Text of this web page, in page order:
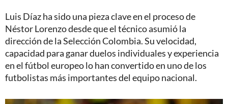
Luis Díaz ha sido una pieza clave en el proceso de
Néstor Lorenzo desde que el técnico asumió la
dirección de la Selección Colombia. Su velocidad,
capacidad para ganar duelos individuales y experiencia
en el fútbol europeo lo han convertido en uno de los
futbolistas más importantes del equipo nacional.